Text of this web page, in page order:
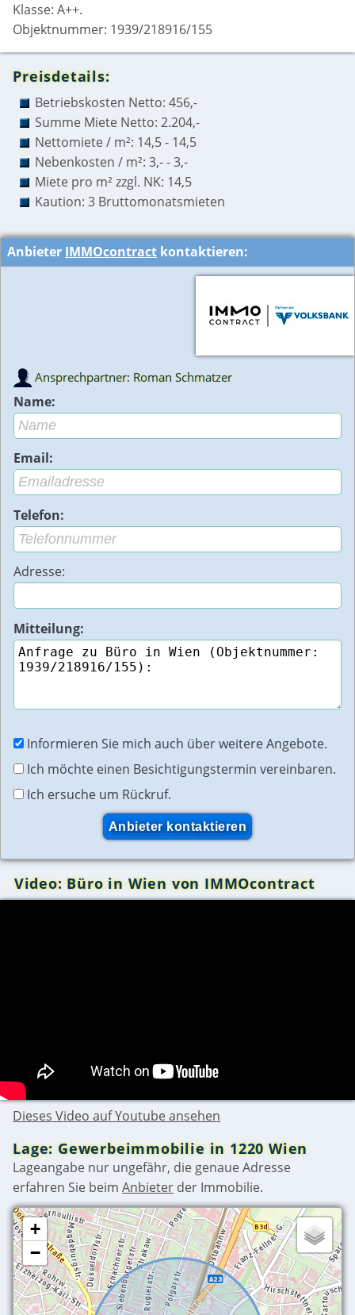
Klasse: A++.
Objektnummer: 1939/218916/155
Preisdetails:
Betriebskosten Netto: 456,-
Summe Miete Netto: 2.204,-
Nettomiete / m²: 14,5 - 14,5
Nebenkosten / m²: 3,- - 3,-
Miete pro m² zzgl. NK: 14,5
Kaution: 3 Bruttomonatsmieten
Anbieter IMMOcontract kontaktieren:
Ansprechpartner: Roman Schmatzer
Name:
Email:
Telefon:
Adresse:
Mitteilung:
Informieren Sie mich auch über weitere Angebote.
Ich möchte einen Besichtigungstermin vereinbaren.
Ich ersuche um Rückruf.
Video: Büro in Wien von IMMOcontract
Dieses Video auf Youtube ansehen
Lage: Gewerbeimmobilie in 1220 Wien
Lageangabe nur ungefähr, die genaue Adresse
erfahren Sie beimAnbieter der Immobilie.
+
−